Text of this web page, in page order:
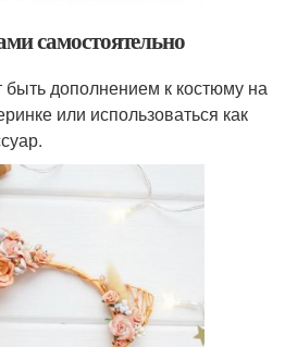
самостоятельно
дополнением к костюму на
или использоваться как